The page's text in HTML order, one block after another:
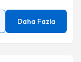
Daha Fazla